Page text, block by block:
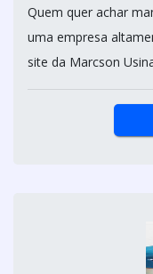
Quem quer achar
uma empresa
site da Marcson